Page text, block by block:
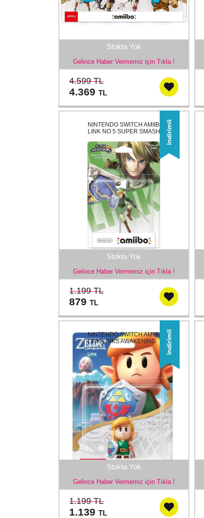
Stokta Yok
Gelince Haber Vermemiz için Tıkla !
4.599 TL
4.369TL
Stokta Yok
Gelince Haber Vermemiz için Tıkla !
NINTENDO SWITCH AMIIBO
LINK NO 5 SUPER SMASH
1.199 TL
879TL
Stokta Yok
Gelince Haber Vermemiz için Tıkla !
NINTENDO SWITCH AMIIBO
LINK LINKS AWAKENING
1.199 TL
1.139TL